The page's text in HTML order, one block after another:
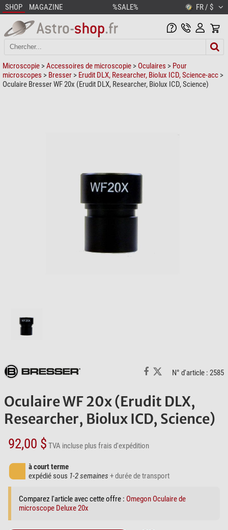
SHOP MAGAZINE %SALE% FR / $
Microscopie >Accessoires de microscopie > Oculaires > Pour
microscopes > Bresser > Erudit DLX, Researcher, Biolux ICD, Science-acc >
Oculaire Bresser WF 20x (Erudit DLX, Researcher, Biolux ICD, Science)
N° d'article : 2585
Oculaire WF 20x (Erudit DLX,
Researcher, Biolux ICD, Science)
92,00 $ TVA incluse plus frais d'expédition
à court terme
expédié sous 1-2 semaines + durée de transport
Comparez l'article avec cette offre : Omegon Oculaire de
microscope Deluxe 20x